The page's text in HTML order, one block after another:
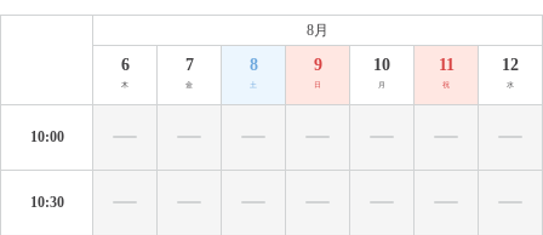
8月
6
木
7
金
8
土
9
日
10
月
11
祝
12
水
10:00
10:30